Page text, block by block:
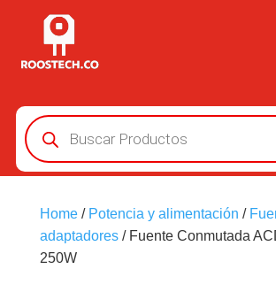
Búsqueda
de
productos
Home/ Potencia y alimentación /
adaptadores/ Fuente Conmutada
250W